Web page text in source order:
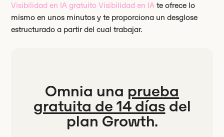
Visibilidad en IA gratuito Visibilidad en IAte ofrece lo
mismo en unos minutos y te proporciona un desglose
estructurado a partir del cual trabajar.
Omnia una prueba
gratuita de 14 días del
plan Growth.